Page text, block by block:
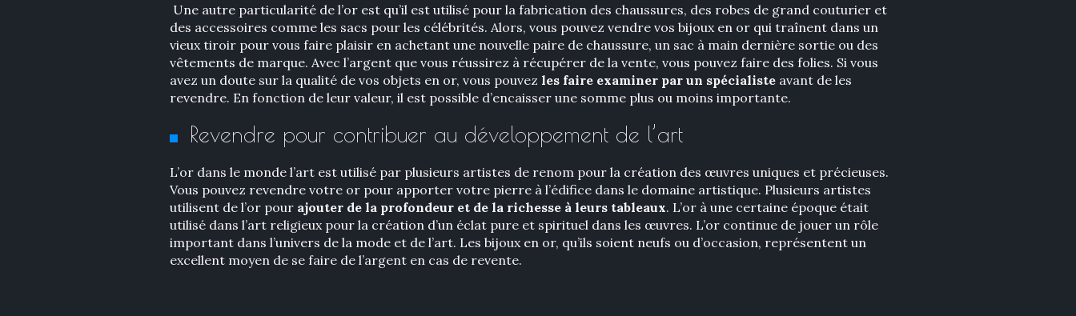
Une autre particularité de l’or est qu’il est utilisé pour la fabrication des chaussures, des robes de grand couturier et
des accessoires comme les sacs pour les célébrités. Alors, vous pouvez vendre vos bijoux en or qui traînent dans un
vieux tiroir pour vous faire plaisir en achetant une nouvelle paire de chaussure, un sac à main dernière sortie ou des
vêtements de marque. Avec l’argent que vous réussirez à récupérer de la vente, vous pouvez faire des folies. Si vous
avez un doute sur la qualité de vos objets en or, vous pouvez les faire examiner par un spécialiste avant de les
revendre. En fonction de leur valeur, il est possible d’encaisser une somme plus ou moins importante.
Revendre pour contribuer au développement de l’art
L’or dans le monde l’art est utilisé par plusieurs artistes de renom pour la création des œuvres uniques et précieuses.
Vous pouvez revendre votre or pour apporter votre pierre à l’édifice dans le domaine artistique. Plusieurs artistes
utilisent de l’or pour ajouter de la profondeur et de la richesse à leurs tableaux. L’or à une certaine époque était
utilisé dans l’art religieux pour la création d’un éclat pure et spirituel dans les œuvres. L’or continue de jouer un rôle
important dans l’univers de la mode et de l’art. Les bijoux en or, qu’ils soient neufs ou d’occasion, représentent un
excellent moyen de se faire de l’argent en cas de revente.